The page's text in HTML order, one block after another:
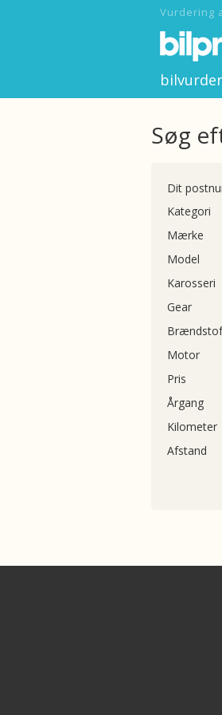
Vurdering
Søg
Dit
Kategori
Mærke
Model
Karosseri
Gear
Brændstof
Motor
Pris
Årgang
Kilometer
Afstand